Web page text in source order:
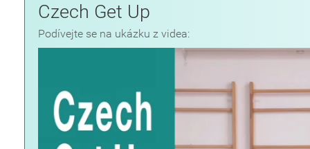
Czech Get Up
Podívejte se na ukázku z videa: